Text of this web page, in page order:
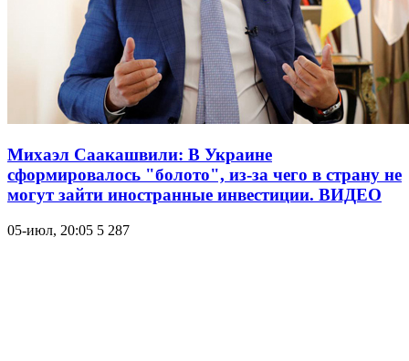
Михаэл Саакашвили: В Украине
сформировалось "болото", из-за чего в страну не
могут зайти иностранные инвестиции. ВИДЕО
05-июл, 20:05 5 287